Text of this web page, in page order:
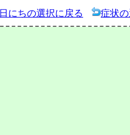
日にちの選択に戻る
症状